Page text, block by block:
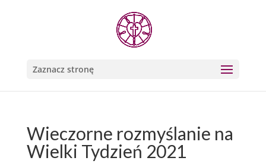
Zaznacz stronę
Wieczorne rozmyślanie na
Wielki Tydzień 2021